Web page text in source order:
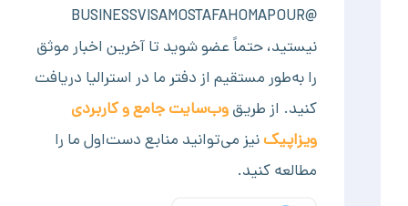
@BUSINESSVISAMOSTAFAHOMAPOUR
نیستید، حتماً عضو شوید تا آخرین اخبار موثق
را به‌طور مستقیم از دفتر ما در استرالیا دریافت
کنید. از طریقوب‌سایت جامع و کاربردی
ویزاپیکنیز می‌توانید منابع دست‌اول ما را
مطالعه کنید.